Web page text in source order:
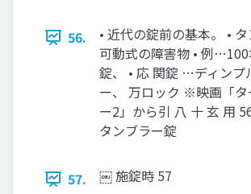
56.
• 近代の錠前の基本。 •
可動式の障害物 • 例
錠、 • 応 関錠 …ディンプ
ー、 万ロック ※映画「タ
ー2」から引 八 十 玄 用
タンブラー錠
57. ￼ 施錠時 57